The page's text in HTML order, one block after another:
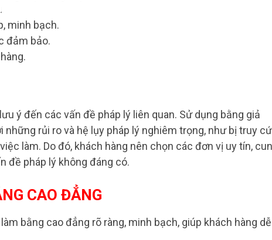
minh bạch.
đảm bảo.
ý đến các vấn đề pháp lý liên quan. Sử dụng bằng giả
rủi ro và hệ lụy pháp lý nghiêm trọng, như bị truy
làm. Do đó, khách hàng nên chọn các đơn vị uy tín,
đề pháp lý không đáng có.
CAO ĐẲNG
bằng cao đẳng rõ ràng, minh bạch, giúp khách hàng dễ